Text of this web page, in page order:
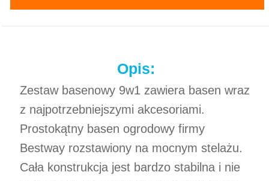
Opis:
Zestaw basenowy 9w1 zawiera basen wraz
z najpotrzebniejszymi akcesoriami.
Prostokątny basen ogrodowy firmy
Bestway rozstawiony na mocnym stelażu.
Cała konstrukcja jest bardzo stabilna i nie